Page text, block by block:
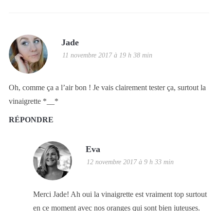
Jade
11 novembre 2017 à 19 h 38 min
Oh, comme ça a l’air bon ! Je vais clairement tester ça, surtout la
vinaigrette *__*
RÉPONDRE
Eva
12 novembre 2017 à 9 h 33 min
Merci Jade! Ah oui la vinaigrette est vraiment top surtout
en ce moment avec nos oranges qui sont bien juteuses.